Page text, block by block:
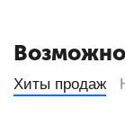
Хиты продаж